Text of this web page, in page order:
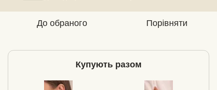
До обраного Порівняти
Купують разом